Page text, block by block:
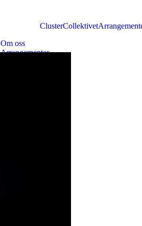
ClusterCollektivet
Om oss
Arrangementer